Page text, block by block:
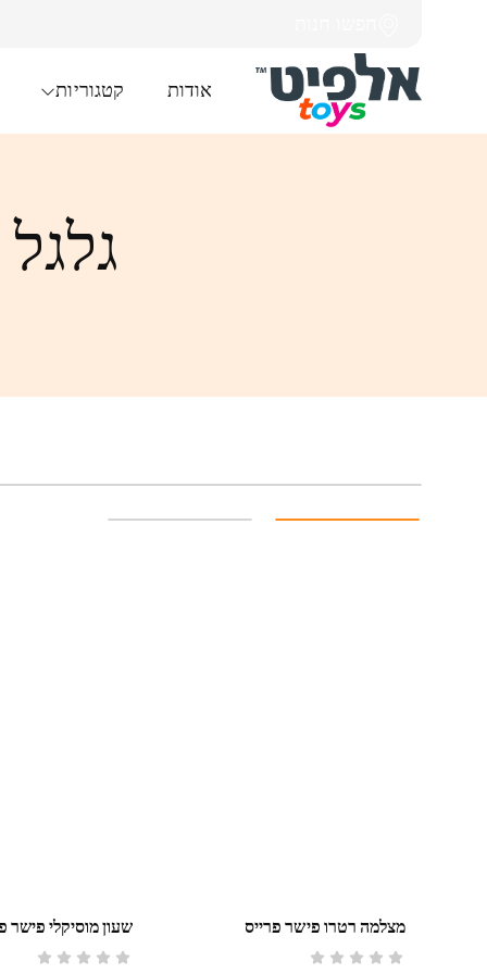
אודות קטגוריות
מצלמה רטרו פישר פרייס שעון מוסיקלי פישר